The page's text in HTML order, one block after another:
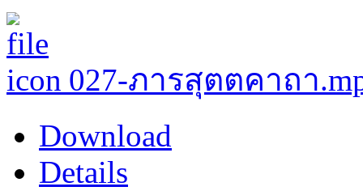
027-ภารสุตตคาถา
Download
Details